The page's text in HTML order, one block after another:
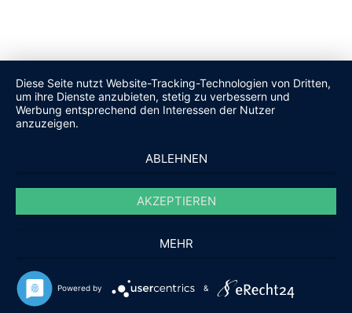
Diese Seite nutzt Website-Tracking-Technologien von Dritten,
um ihre Dienste anzubieten, stetig zu verbessern und
Werbung entsprechend den Interessen der Nutzer
anzuzeigen.
ABLEHNEN
AKZEPTIEREN
MEHR
Powered by &